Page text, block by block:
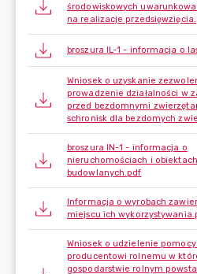
środowiskowych
na realizacje
broszura IL-1 - informacja o
Wniosek o uzyskanie
prowadzenie działalności w
przed bezdomnymi
schronisk dla bezdomych
broszura IN-1 - informacja o
nieruchomościach i obiektach
budowlanych.pdf
Informacja o wyrobach
miejscu ich
Wniosek o udzielenie
producentowi rolnemu w
gospodarstwie rolnym